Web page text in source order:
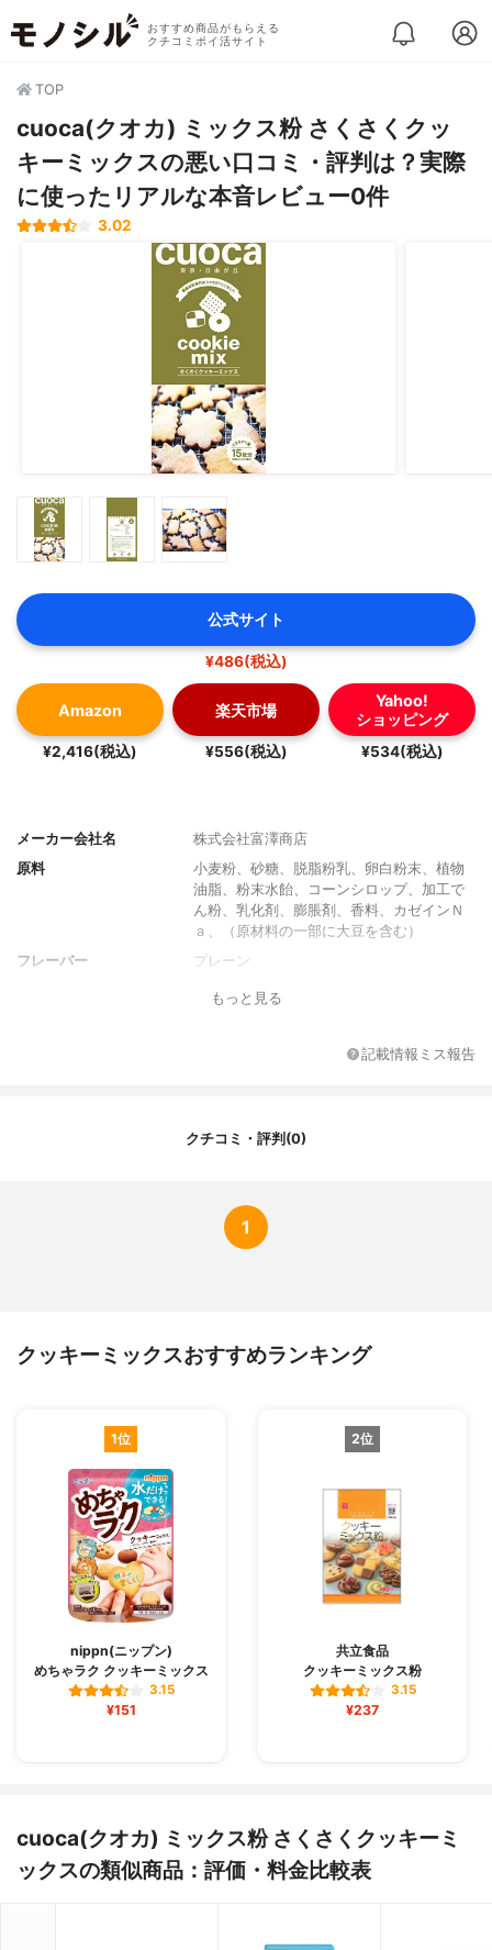
おすすめ商品がもらえる
クチコミポイ活サイト
TOP
cuoca(クオカ) ミックス粉 さくさくクッ
キーミックスの悪い口コミ・評判は？実際
に使ったリアルな本音レビュー0件
3.02
公式サイト
¥486(税込)
Amazon
¥2,416(税込)
楽天市場
¥556(税込)
Yahoo!
ショッピング
¥534(税込)
メーカー会社名
株式会社富澤商店
原料
小麦粉、砂糖、脱脂粉乳、卵白粉末、植物
油脂、粉末水飴、コーンシロップ、加工で
ん粉、乳化剤、膨脹剤、香料、カゼインＮ
ａ、（原材料の一部に大豆を含む）
フレーバー
プレーン
バター、卵
もっと見る
記載情報ミス報告
クチコミ・評判(0)
1
クッキーミックスおすすめランキング
1位
nippn(ニップン)
めちゃラク クッキーミックス
3.15
¥151
2位
共立食品
クッキーミックス粉
3.15
¥237
cuoca(クオカ) ミックス粉 さくさくクッキーミ
ックスの類似商品：評価・料金比較表